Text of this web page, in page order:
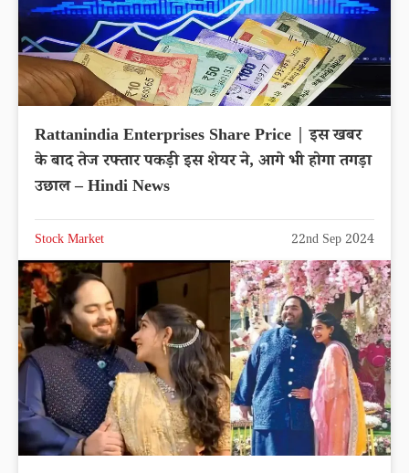
Rattanindia Enterprises Share Price | इस खबर
के बाद तेज रफ्तार पकड़ी इस शेयर ने, आगे भी होगा तगड़ा
उछाल – Hindi News
Stock Market 22nd Sep 2024